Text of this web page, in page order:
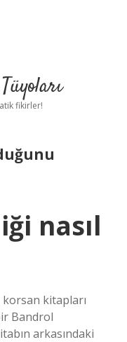
fikirler!
nasıl
korsan kitapları
Bandrol
arkasındaki